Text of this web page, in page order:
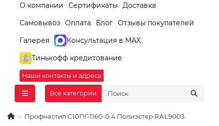
О компании Сертификаты
Доставка
Самовывоз Оплата Блог Отзывы покупателей
Галерея
Консультация в MAX
Тинькофф кредитование
Наши контакты и адреса
Все категории
Профнастил С10ПГ-1160-0.4 Полиэстер RAL9003